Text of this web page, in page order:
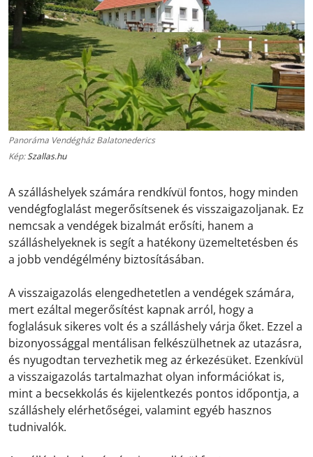
Panoráma Vendégház Balatonederics
Kép:Szallas.hu
A szálláshelyek számára rendkívül fontos, hogy minden
vendégfoglalást megerősítsenek és visszaigazoljanak. Ez
nemcsak a vendégek bizalmát erősíti, hanem a
szálláshelyeknek is segít a hatékony üzemeltetésben és
a jobb vendégélmény biztosításában.
A visszaigazolás elengedhetetlen a vendégek számára,
mert ezáltal megerősítést kapnak arról, hogy a
foglalásuk sikeres volt és a szálláshely várja őket. Ezzel a
bizonyossággal mentálisan felkészülhetnek az utazásra,
és nyugodtan tervezhetik meg az érkezésüket. Ezenkívül
a visszaigazolás tartalmazhat olyan információkat is,
mint a becsekkolás és kijelentkezés pontos időpontja, a
szálláshely elérhetőségei, valamint egyéb hasznos
tudnivalók.